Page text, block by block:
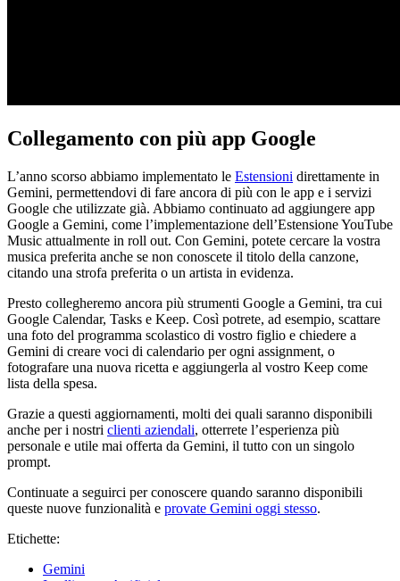
Collegamento con più app Google
L’anno scorso abbiamo implementato le Estensioni direttamente in
Gemini, permettendovi di fare ancora di più con le app e i servizi
Google che utilizzate già. Abbiamo continuato ad aggiungere app
Google a Gemini, come l’implementazione dell’Estensione YouTube
Music attualmente in roll out. Con Gemini, potete cercare la vostra
musica preferita anche se non conoscete il titolo della canzone,
citando una strofa preferita o un artista in evidenza.
Presto collegheremo ancora più strumenti Google a Gemini, tra cui
Google Calendar, Tasks e Keep. Così potrete, ad esempio, scattare
una foto del programma scolastico di vostro figlio e chiedere a
Gemini di creare voci di calendario per ogni assignment, o
fotografare una nuova ricetta e aggiungerla al vostro Keep come
lista della spesa.
Grazie a questi aggiornamenti, molti dei quali saranno disponibili
anche per i nostri clienti aziendali, otterrete l’esperienza più
personale e utile mai offerta da Gemini, il tutto con un singolo
prompt.
Continuate a seguirci per conoscere quando saranno disponibili
queste nuove funzionalità e provate Gemini oggi stesso.
Etichette:
Gemini